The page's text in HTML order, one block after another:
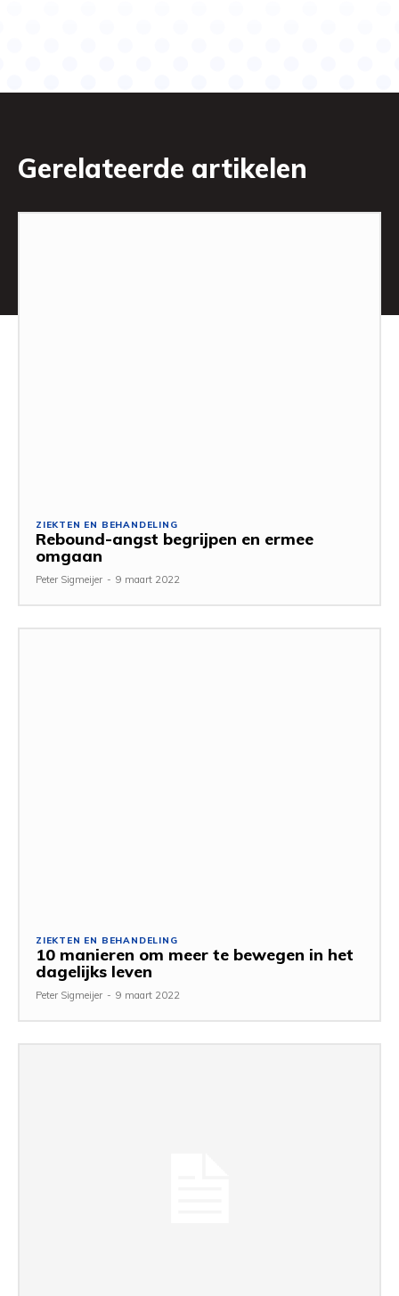
Gerelateerde artikelen
ZIEKTEN EN BEHANDELING
Rebound-angst begrijpen en ermee
omgaan
Peter Sigmeijer - 9 maart 2022
ZIEKTEN EN BEHANDELING
10 manieren om meer te bewegen in het
dagelijks leven
Peter Sigmeijer - 9 maart 2022